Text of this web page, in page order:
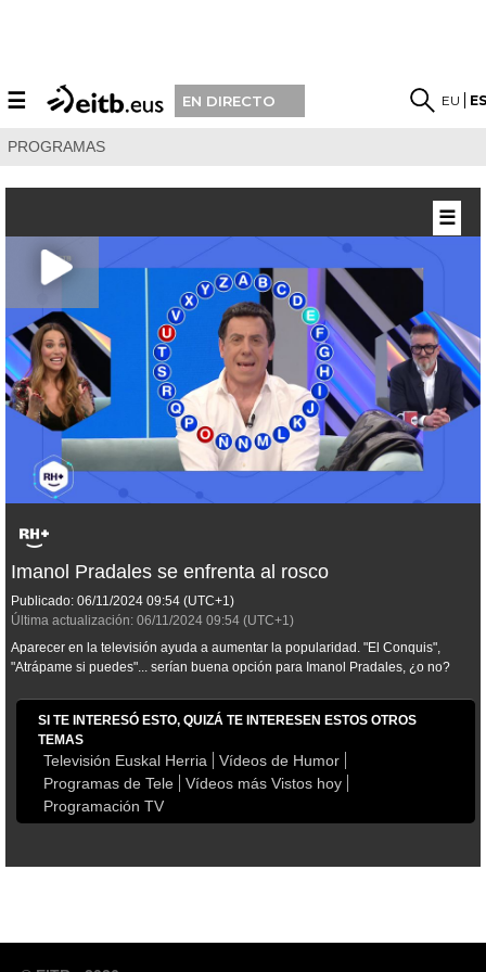
☰ EN DIRECTO EU
PROGRAMAS
Imanol Pradales se enfrenta al rosco
Publicado: 06/11/2024 09:54 (UTC+1)
Última actualización: 06/11/2024 09:54 (UTC+1)
Aparecer en la televisión ayuda a aumentar la popularidad. "El Conquis",
"Atrápame si puedes"... serían buena opción para Imanol Pradales, ¿o no?
SI TE INTERESÓ ESTO, QUIZÁ TE INTERESEN ESTOS OTROS
TEMAS
Televisión Euskal Herria
Vídeos de Humor
Programas de Tele
Vídeos más Vistos hoy
Programación TV
☰